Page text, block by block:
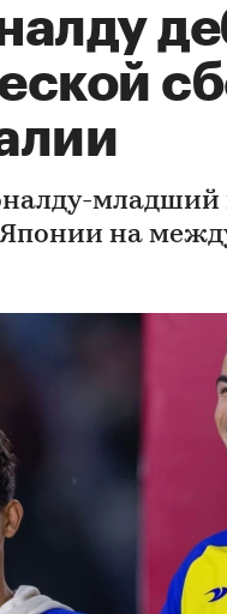
младший
на